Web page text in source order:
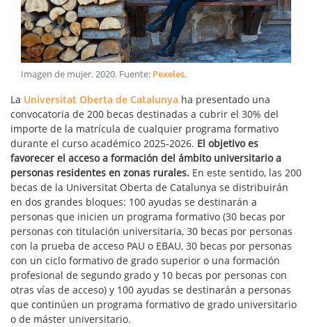
Imagen de mujer.2020. Fuente: Pexeles.
La Universitat Oberta de Catalunya ha presentado una
convocatoria de 200 becas destinadas a cubrir el 30% del
importe de la matrícula de cualquier programa formativo
durante el curso académico 2025-2026. El objetivo es
favorecer el acceso a formación del ámbito universitario a
personas residentes en zonas rurales. En este sentido, las 200
becas de la Universitat Oberta de Catalunya se distribuirán
en dos grandes bloques: 100 ayudas se destinarán a
personas que inicien un programa formativo (30 becas por
personas con titulación universitaria, 30 becas por personas
con la prueba de acceso PAU o EBAU, 30 becas por personas
con un ciclo formativo de grado superior o una formación
profesional de segundo grado y 10 becas por personas con
otras vías de acceso) y 100 ayudas se destinarán a personas
que continúen un programa formativo de grado universitario
o de máster universitario.